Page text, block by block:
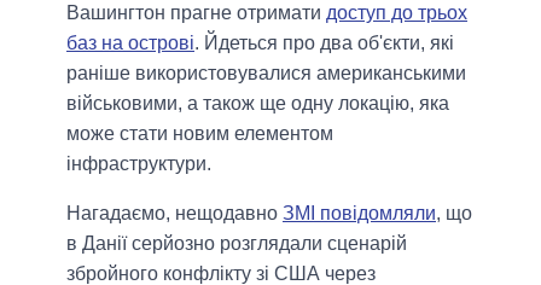
Вашингтон прагне отримати доступ до трьох
баз на острові. Йдеться про два об'єкти, які
раніше використовувалися американськими
військовими, а також ще одну локацію, яка
може стати новим елементом
інфраструктури.
Нагадаємо, нещодавно ЗМІ повідомляли, що
в Данії серйозно розглядали сценарій
збройного конфлікту зі США через